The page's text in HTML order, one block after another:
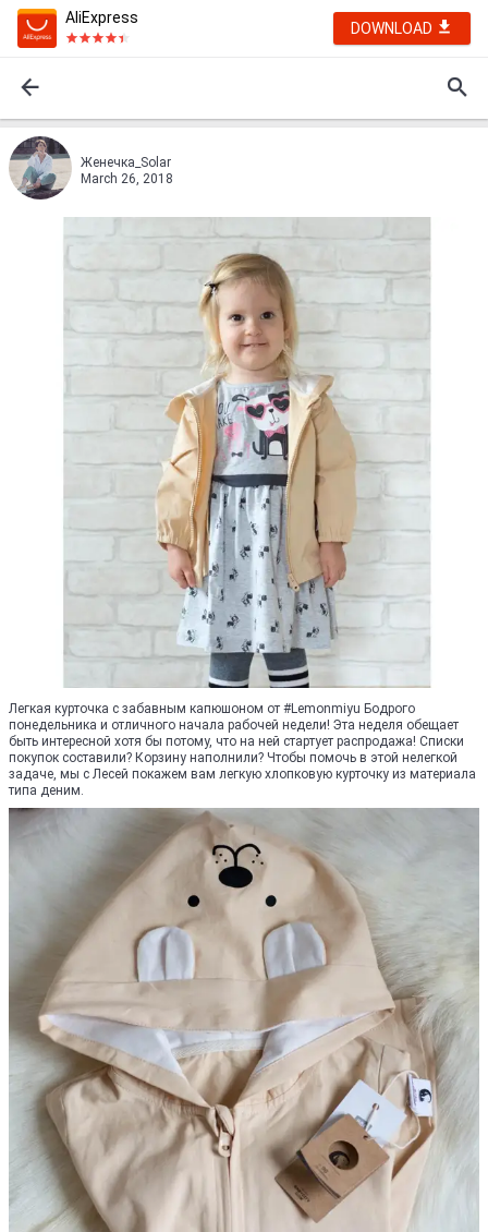
AliExpress
DOWNLOAD
Женечка_Solar
March 26, 2018
Легкая курточка с забавным капюшоном от #Lemonmiyu Бодрого
понедельника и отличного начала рабочей недели! Эта неделя обещает
быть интересной хотя бы потому, что на ней стартует распродажа! Списки
покупок составили? Корзину наполнили? Чтобы помочь в этой нелегкой
задаче, мы с Лесей покажем вам легкую хлопковую курточку из материала
типа деним.